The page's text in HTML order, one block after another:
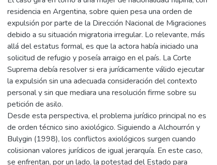
residencia en Argentina, sobre quien pesa una orden de
expulsión por parte de la Dirección Nacional de Migraciones
debido a su situación migratoria irregular. Lo relevante, más
allá del estatus formal, es que la actora había iniciado una
solicitud de refugio y poseía arraigo en el país. La Corte
Suprema debía resolver si era jurídicamente válido ejecutar
la expulsión sin una adecuada consideración del contexto
personal y sin que mediara una resolución firme sobre su
petición de asilo.
Desde esta perspectiva, el problema jurídico principal no es
de orden técnico sino axiológico. Siguiendo a Alchourrón y
Bulygin (1998), los conflictos axiológicos surgen cuando
colisionan valores jurídicos de igual jerarquía. En este caso,
se enfrentan, por un lado, la potestad del Estado para